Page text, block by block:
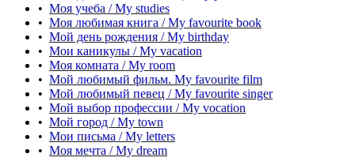
• Моя учеба / My studies
• Моя любимая книга / My favourite book
• Мой день рождения / My birthday
• Мои каникулы / My vacation
• Моя комната / My room
• Мой любимый фильм. My favourite film
• Мой любимый певец / My favourite singer
• Мой выбор профессии / My vocation
• Мой город / My town
• Мои письма / My letters
• Моя мечта / My dream